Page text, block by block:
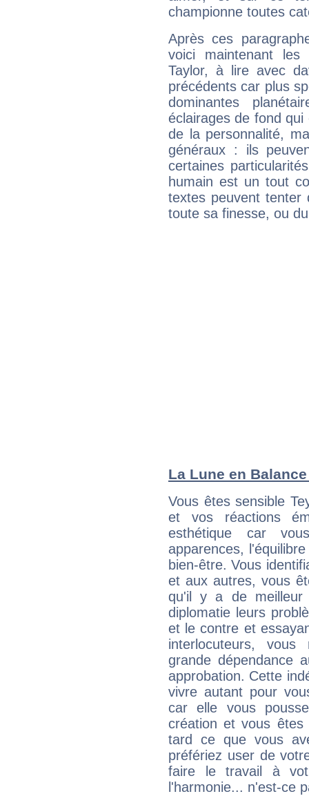
championne toutes
Après ces
voici maintenant
Taylor, à lire avec
précédents car plus
dominantes
éclairages de fond
de la personnalité,
généraux : ils
certaines
humain est un tout
textes peuvent tenter
toute sa finesse, ou
La Lune en
Vous êtes sensible
et vos réactions
esthétique car
apparences,
bien-être. Vous
et aux autres, vous
qu'il y a de
diplomatie leurs
et le contre et
interlocuteurs,
grande dépendance
approbation. Cette
vivre autant pour
car elle vous
création et vous
tard ce que vous
préfériez user de
faire le travail à
l'harmonie... n'est-ce